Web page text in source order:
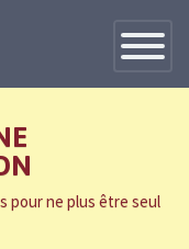
Toggle
pour ne plus être seul